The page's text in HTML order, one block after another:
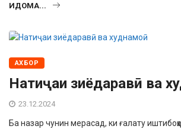
ИДОМА...
АХБОР
Натиҷаи зиёдаравӣ ва
23.12.2024
Ба назар чунин мерасад, ки ғалату